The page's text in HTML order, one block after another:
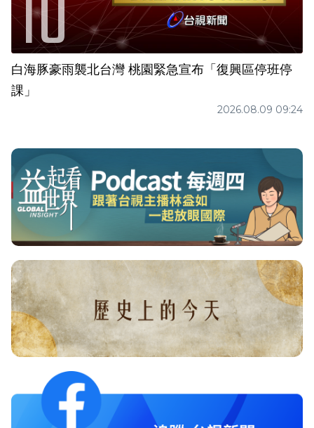
白海豚豪雨襲北台灣 桃園緊急宣布「復興區停班停
課」
2026.08.09 09:24